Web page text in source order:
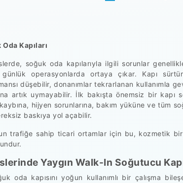
Kapıları
soğuk oda kapılarıyla ilgili sorunlar
günlük operasyonlarda ortaya çıkar. Kapı
düşebilir, donanımlar tekrarlanan kullanımla
artık uymayabilir. İlk bakışta önemsiz bir kapı
hijyen sorunlarına, bakım yüküne ve tüm
baskıya yol açabilir.
trafiğe sahip ticari ortamlar için bu, kozmetik
Yaygın Walk-In Soğutucu
oda kapısını yoğun kullanımlı bir çalışma